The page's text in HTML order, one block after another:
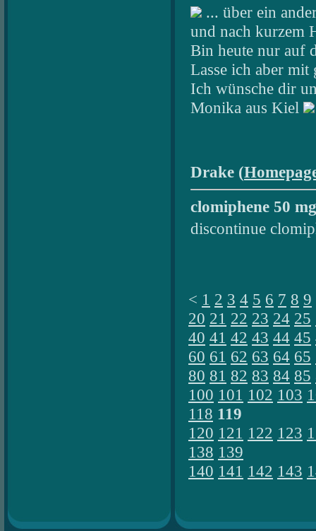
... über ein
und nach kurzem
Bin heute nur auf
Lasse ich aber mit
Ich wünsche dir
Monika aus Kiel
Drake (
clomiphene 50 mg
discontinue
< 1 2 3 4 5 6 7 8 9
20 21 22 23 24 25
40 41 42 43 44 45
60 61 62 63 64 65
80 81 82 83 84 85
100 101 102 103
118 119
120 121 122 123
138 139
140 141 142 143